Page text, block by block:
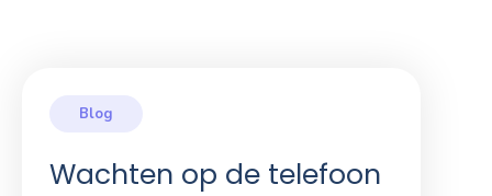
Wachten op de telefoon